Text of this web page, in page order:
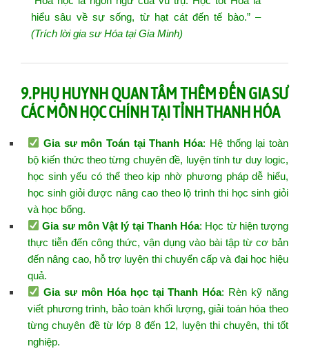
hiểu sâu về sự sống, từ hạt cát đến tế bào.” –
(Trích lời gia sư Hóa tại Gia Minh)
9.PHỤ HUYNH QUAN TÂM THÊM ĐẾN GIA SƯ
CÁC MÔN HỌC CHÍNH TẠI TỈNH THANH HÓA
Gia sư môn Toán tại Thanh Hóa: Hệ thống lại toàn
bộ kiến thức theo từng chuyên đề, luyện tính tư duy logic,
học sinh yếu có thể theo kịp nhờ phương pháp dễ hiểu,
học sinh giỏi được nâng cao theo lộ trình thi học sinh giỏi
và học bổng.
Gia sư môn Vật lý tại Thanh Hóa: Học từ hiện tượng
thực tiễn đến công thức, vận dụng vào bài tập từ cơ bản
đến nâng cao, hỗ trợ luyện thi chuyển cấp và đại học hiệu
quả.
Gia sư môn Hóa học tại Thanh Hóa: Rèn kỹ năng
viết phương trình, bảo toàn khối lượng, giải toán hóa theo
từng chuyên đề từ lớp 8 đến 12, luyện thi chuyên, thi tốt
nghiệp.